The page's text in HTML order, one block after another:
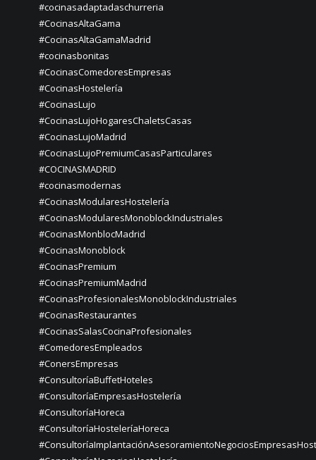
#cocinasadaptadaschurreria
#CocinasAltaGama
#CocinasAltaGamaMadrid
#cocinasbonitas
#CocinasComedoresEmpresas
#CocinasHostelería
#CocinasLujo
#CocinasLujoHogaresChaletsCasas
#CocinasLujoMadrid
#CocinasLujoPremiumCasasParticulares
#COCINASMADRID
#cocinasmodernas
#CocinasModularesHostelería
#CocinasModularesMonoblockIndustriales
#CocinasMonblocMadrid
#CocinasMonoblock
#CocinasPremium
#CocinasPremiumMadrid
#CocinasProfesionalesMonoblockIndustriales
#CocinasRestaurantes
#CocinasSalasCocinaProfesionales
#ComedoresEmpleados
#ConersEmpresas
#ConsultoríaBuffetHoteles
#ConsultoríaEmpresasHostelería
#ConsultoríaHoreca
#ConsultoríaHosteleríaHoreca